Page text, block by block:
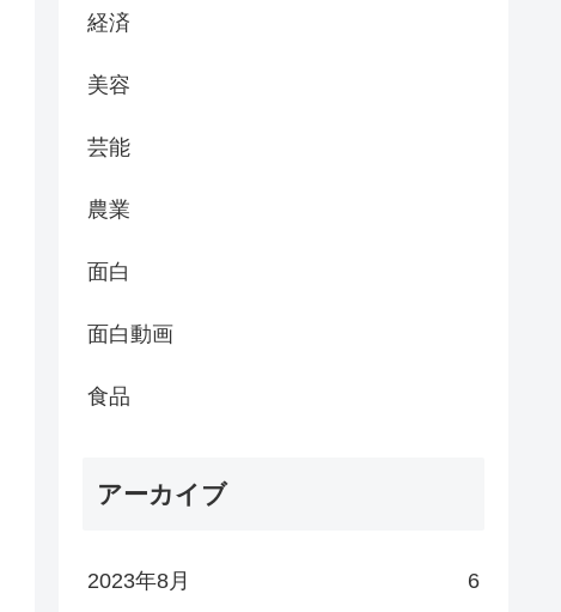
経済
美容
芸能
農業
面白
面白動画
食品
アーカイブ
2023年8月 6